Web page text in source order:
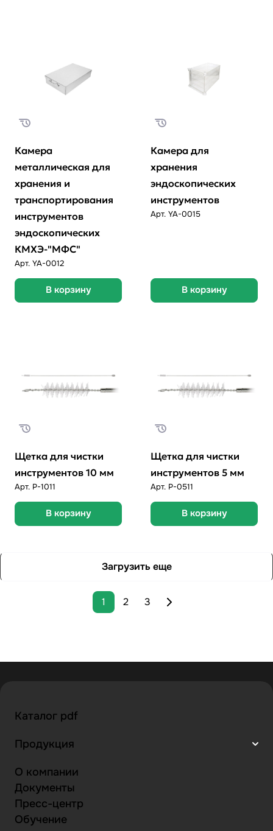
Камера
металлическая для
хранения и
транспортирования
инструментов
эндоскопических
КМХЭ-"МФС"
Арт. YA-0012
В корзину
Камера для
хранения
эндоскопических
инструментов
Арт. YA-0015
В корзину
Щетка для чистки
инструментов 10 мм
Арт. P-1011
В корзину
Щетка для чистки
инструментов 5 мм
Арт. P-0511
В корзину
Загрузить еще
1 2 3
Каталог pdf
Продукция
О компании
Документы
Пресс-центр
Обучение